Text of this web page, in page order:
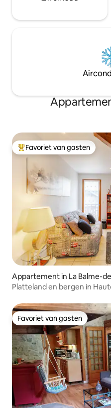
Topfavoriet van gasten
Favoriet van gasten
Appartement in La Balme-
Platteland en bergen in
Favoriet van gasten
Favoriet van gasten